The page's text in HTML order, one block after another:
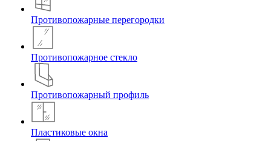
Противопожарные перегородки
Противопожарное стекло
Противопожарный профиль
Пластиковые окна